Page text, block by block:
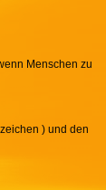
Menschen zu
) und den